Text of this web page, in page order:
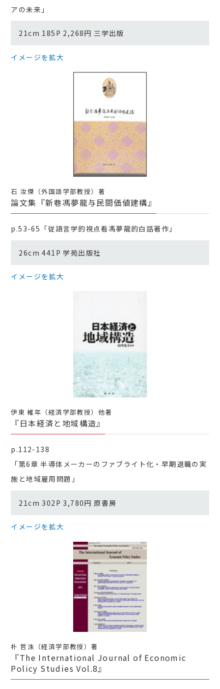
アの未来」
21cm 185P 2,268円 三学出版
イメージを拡大
石 汝傑（外国語学部教授）著
論文集『新巷馮夢龍与民間価値建構』
p.53-65「従語言学的視点看馮夢龍的白話著作」
26cm 441P 学苑出版社
イメージを拡大
伊東 維年（経済学部教授）他著
『日本経済と地域構造』
p.112-138
「第6章 半導体メーカーのファブライト化・早期退職の実
施と地域雇用問題」
21cm 302P 3,780円 原書房
イメージを拡大
朴 哲洙（経済学部教授）著
『The International Journal of Economic
Policy Studies Vol.8』